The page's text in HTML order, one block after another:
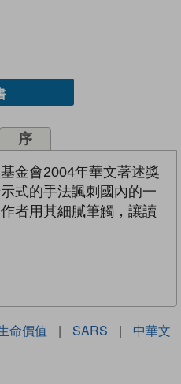
序
金會2004年華文著述獎
式的手法諷刺國內的一
者用其細膩筆觸，讓讀
命價值 | SARS |
中華文